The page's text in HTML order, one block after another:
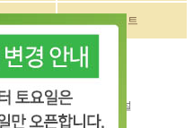
이벤트
입금계좌정보
국민 270901-04-033114
예금주: (주)한독인터네셔널
월~금 택배마감 16:00